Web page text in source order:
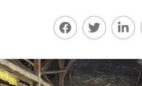
Partager sur
Partager